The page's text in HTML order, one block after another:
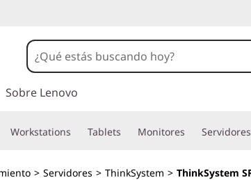
Sobre Lenovo
Workstations Tablets Monitores
> Servidores > ThinkSystem > ThinkSystem